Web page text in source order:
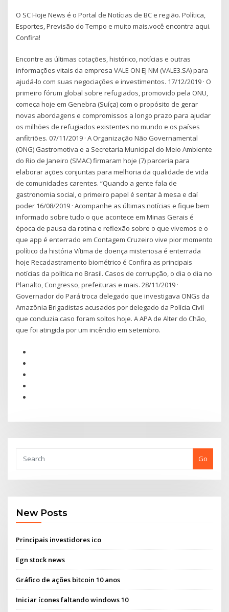
O SC Hoje News é o Portal de Notícias de BC e região. Política,
Esportes, Previsão do Tempo e muito mais.você encontra aqui.
Confira!
Encontre as últimas cotações, histórico, notícias e outras
informações vitais da empresa VALE ON EJ NM (VALE3.SA) para
ajudá-lo com suas negociações e investimentos. 17/12/2019 · O
primeiro fórum global sobre refugiados, promovido pela ONU,
começa hoje em Genebra (Suíça) com o propósito de gerar
novas abordagens e compromissos a longo prazo para ajudar
os milhões de refugiados existentes no mundo e os países
anfitriões. 07/11/2019 · A Organização Não Governamental
(ONG) Gastromotiva e a Secretaria Municipal do Meio Ambiente
do Rio de Janeiro (SMAC) firmaram hoje (7) parceria para
elaborar ações conjuntas para melhoria da qualidade de vida
de comunidades carentes. “Quando a gente fala de
gastronomia social, o primeiro papel é sentar à mesa e daí
poder 16/08/2019 · Acompanhe as últimas notícias e fique bem
informado sobre tudo o que acontece em Minas Gerais é
época de pausa da rotina e reflexão sobre o que vivemos e o
que app é enterrado em Contagem Cruzeiro vive pior momento
político da história Vítima de doença misteriosa é enterrada
hoje Recadastramento biométrico é Confira as principais
notícias da política no Brasil. Casos de corrupção, o dia o dia no
Planalto, Congresso, prefeituras e mais. 28/11/2019 ·
Governador do Pará troca delegado que investigava ONGs da
Amazônia Brigadistas acusados por delegado da Polícia Civil
que conduzia caso foram soltos hoje. A APA de Alter do Chão,
que foi atingida por um incêndio em setembro.
Go
New Posts
Principais investidores ico
Egn stock news
Gráfico de ações bitcoin 10 anos
Iniciar ícones faltando windows 10